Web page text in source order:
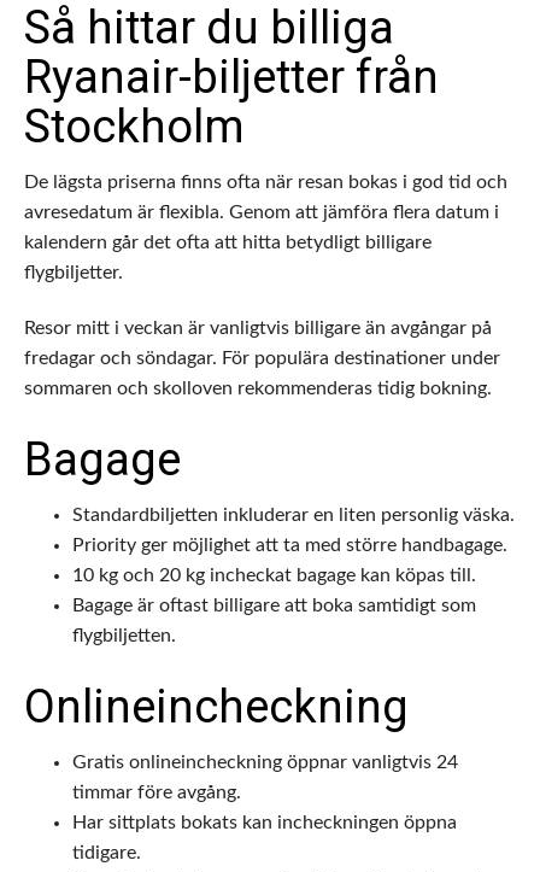
Så hittar du billiga
Ryanair-biljetter från
Stockholm
De lägsta priserna finns ofta när resan bokas i god tid och
avresedatum är flexibla. Genom att jämföra flera datum i
kalendern går det ofta att hitta betydligt billigare
flygbiljetter.
Resor mitt i veckan är vanligtvis billigare än avgångar på
fredagar och söndagar. För populära destinationer under
sommaren och skolloven rekommenderas tidig bokning.
Bagage
Standardbiljetten inkluderar en liten personlig väska.
Priority ger möjlighet att ta med större handbagage.
10 kg och 20 kg incheckat bagage kan köpas till.
Bagage är oftast billigare att boka samtidigt som
flygbiljetten.
Onlineincheckning
Gratis onlineincheckning öppnar vanligtvis 24
timmar före avgång.
Har sittplats bokats kan incheckningen öppna
tidigare.